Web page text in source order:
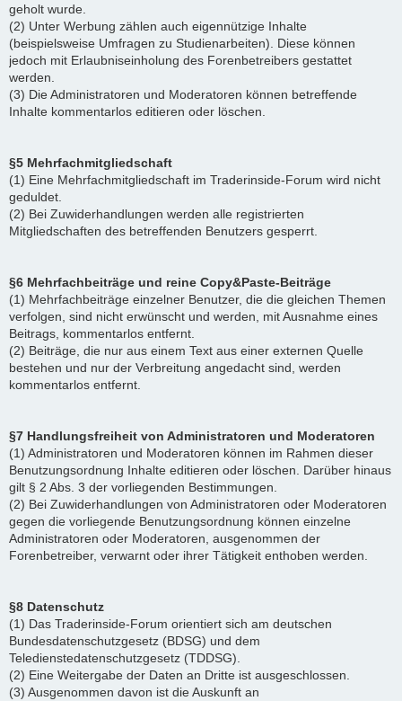
geholt wurde.
(2) Unter Werbung zählen auch eigennützige Inhalte
(beispielsweise Umfragen zu Studienarbeiten). Diese können
jedoch mit Erlaubniseinholung des Forenbetreibers gestattet
werden.
(3) Die Administratoren und Moderatoren können betreffende
Inhalte kommentarlos editieren oder löschen.
§5 Mehrfachmitgliedschaft
(1) Eine Mehrfachmitgliedschaft im Traderinside-Forum wird nicht
geduldet.
(2) Bei Zuwiderhandlungen werden alle registrierten
Mitgliedschaften des betreffenden Benutzers gesperrt.
§6 Mehrfachbeiträge und reine Copy&Paste-Beiträge
(1) Mehrfachbeiträge einzelner Benutzer, die die gleichen Themen
verfolgen, sind nicht erwünscht und werden, mit Ausnahme eines
Beitrags, kommentarlos entfernt.
(2) Beiträge, die nur aus einem Text aus einer externen Quelle
bestehen und nur der Verbreitung angedacht sind, werden
kommentarlos entfernt.
§7 Handlungsfreiheit von Administratoren und Moderatoren
(1) Administratoren und Moderatoren können im Rahmen dieser
Benutzungsordnung Inhalte editieren oder löschen. Darüber hinaus
gilt § 2 Abs. 3 der vorliegenden Bestimmungen.
(2) Bei Zuwiderhandlungen von Administratoren oder Moderatoren
gegen die vorliegende Benutzungsordnung können einzelne
Administratoren oder Moderatoren, ausgenommen der
Forenbetreiber, verwarnt oder ihrer Tätigkeit enthoben werden.
§8 Datenschutz
(1) Das Traderinside-Forum orientiert sich am deutschen
Bundesdatenschutzgesetz (BDSG) und dem
Teledienstedatenschutzgesetz (TDDSG).
(2) Eine Weitergabe der Daten an Dritte ist ausgeschlossen.
(3) Ausgenommen davon ist die Auskunft an